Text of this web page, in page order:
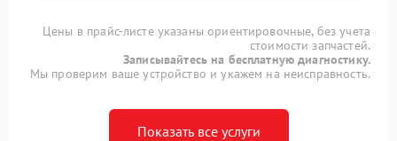
Цены в прайс-листе указаны ориентировочные, без учета
стоимости запчастей.
Записывайтесь на бесплатную диагностику.
Мы проверим ваше устройство и укажем на неисправность.
Показать все услуги